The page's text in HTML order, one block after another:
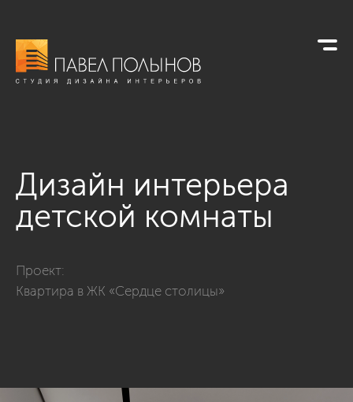
Дизайн интерьера
детской комнаты
Проект:
Квартира в ЖК «Сердце столицы»